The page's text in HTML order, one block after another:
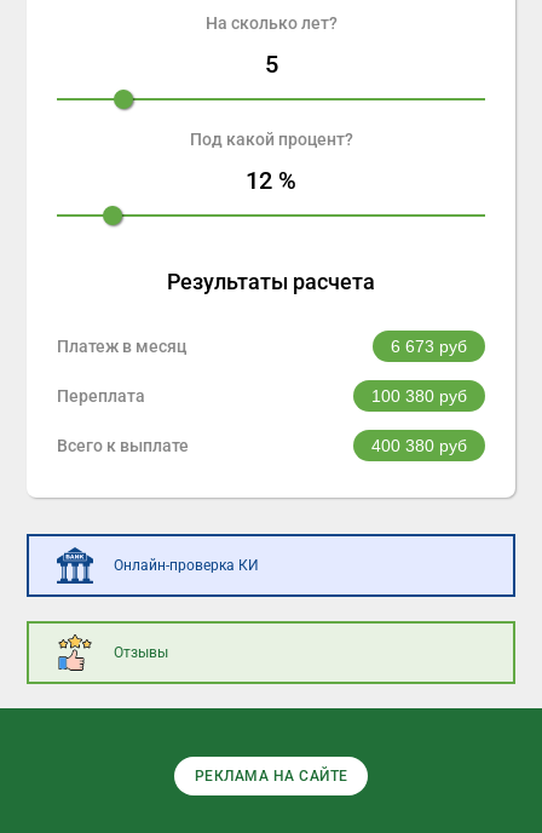
На сколько лет?
5
Под какой процент?
12 %
Результаты расчета
Платеж в месяц 6 673 руб
Переплата 100 380руб
Всего к выплате 400 380руб
Онлайн-проверка КИ
Отзывы
РЕКЛАМА НА САЙТЕ